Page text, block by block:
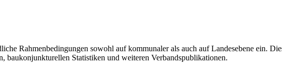
Rahmenbedingungen sowohl auf kommunaler als auch auf Landesebene ein.
baukonjunkturellen Statistiken und weiteren Verbandspublikationen.